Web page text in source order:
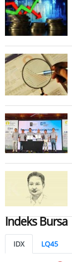
Indeks Bursa
IDX LQ45